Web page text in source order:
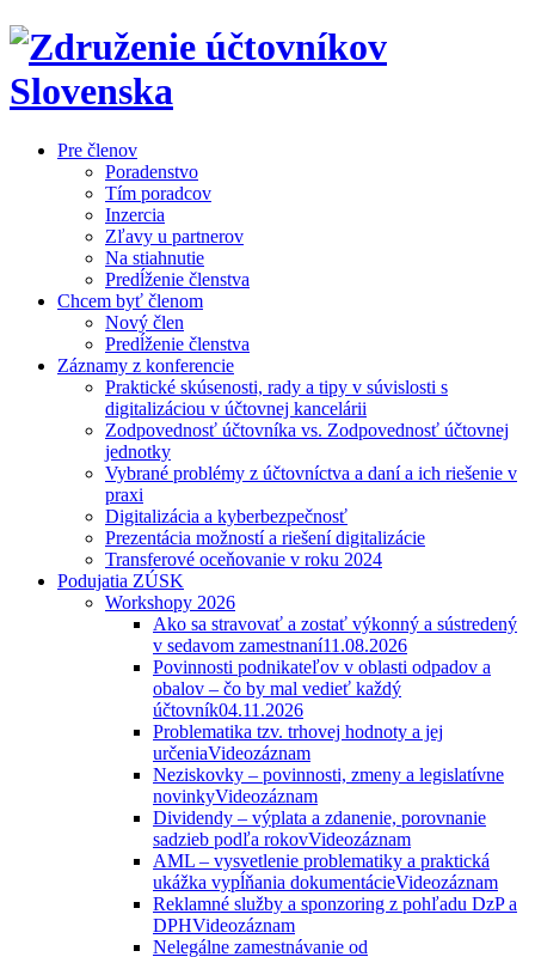
Pre členov
Poradenstvo
Tím poradcov
Inzercia
Zľavy u partnerov
Na stiahnutie
Predĺženie členstva
Chcem byť členom
Nový člen
Predĺženie členstva
Záznamy z konferencie
Praktické skúsenosti, rady a tipy v súvislosti s
digitalizáciou v účtovnej kancelárii
Zodpovednosť účtovníka vs. Zodpovednosť účtovnej
jednotky
Vybrané problémy z účtovníctva a daní a ich riešenie v
praxi
Digitalizácia a kyberbezpečnosť
Prezentácia možností a riešení digitalizácie
Transferové oceňovanie v roku 2024
Podujatia ZÚSK
Workshopy 2026
Ako sa stravovať a zostať výkonný a sústredený
v sedavom zamestnaní11.08.2026
Povinnosti podnikateľov v oblasti odpadov a
obalov – čo by mal vedieť každý
účtovník04.11.2026
Problematika tzv. trhovej hodnoty a jej
určeniaVideozáznam
Neziskovky – povinnosti, zmeny a legislatívne
novinkyVideozáznam
Dividendy – výplata a zdanenie, porovnanie
sadzieb podľa rokovVideozáznam
AML – vysvetlenie problematiky a praktická
ukážka vypĺňania dokumentácieVideozáznam
Reklamné služby a sponzoring z pohľadu DzP a
DPHVideozáznam
Nelegálne zamestnávanie od